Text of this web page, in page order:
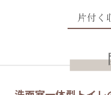
片付く